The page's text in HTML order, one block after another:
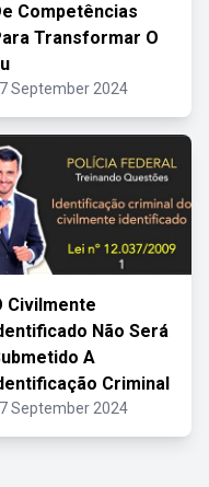
Competências
Transformar O
September 2024
Civilmente
Não Será
A
Criminal
September 2024